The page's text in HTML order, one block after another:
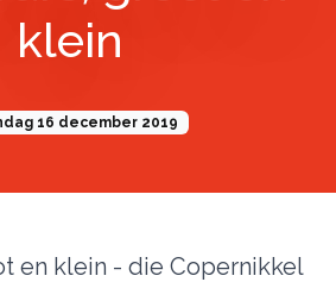
klein
16 december 2019
en klein - die Copernikkel